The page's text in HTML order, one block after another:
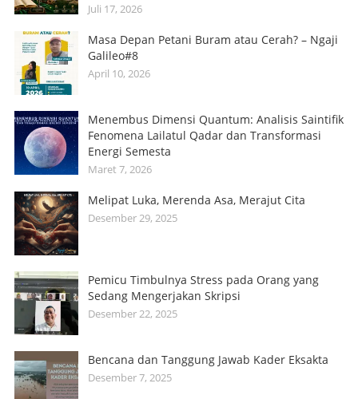
Juli 17, 2026
Masa Depan Petani Buram atau Cerah? – Ngaji
Galileo#8
April 10, 2026
Menembus Dimensi Quantum: Analisis Saintifik
Fenomena Lailatul Qadar dan Transformasi
Energi Semesta
Maret 7, 2026
Melipat Luka, Merenda Asa, Merajut Cita
Desember 29, 2025
Pemicu Timbulnya Stress pada Orang yang
Sedang Mengerjakan Skripsi
Desember 22, 2025
Bencana dan Tanggung Jawab Kader Eksakta
Desember 7, 2025